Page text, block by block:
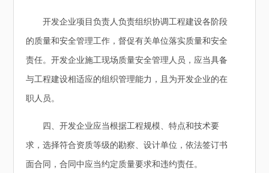
开发企业项目负责人负责组织协调工程建设各阶段
的质量和安全管理工作，督促有关单位落实质量和安全
责任。开发企业施工现场质量安全管理人员，应当具备
与工程建设相适应的组织管理能力，且为开发企业的在
职人员。
四、开发企业应当根据工程规模、特点和技术要
求，选择符合资质等级的勘察、设计单位，依法签订书
面合同，合同中应当约定质量要求和违约责任。